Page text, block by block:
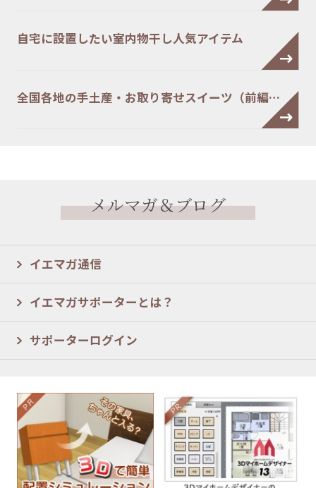
自宅に設置したい室内物干し人気アイテム
全国各地の手土産・お取り寄せスイーツ（前編…
メルマガ＆ブログ
イエマガ通信
イエマガサポーターとは？
サポーターログイン